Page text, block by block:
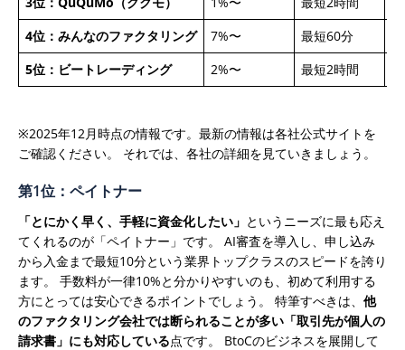
4位：みんなのファクタリング
7%〜 最短60分
5位：ビートレーディング
2%〜 最短2時間
※2025年12月時点の情報です。最新の情報は各社公式サイトを
ご確認ください。
それでは、各社の詳細を見ていきましょう。
第1位：ペイトナー
「とにかく早く、手軽に資金化したい」 というニーズに最も応え
てくれるのが「ペイトナー」です。
AI審査を導入し、申し込み
から入金まで最短10分という業界トップクラスのスピードを誇り
ます。 手数料が一律10%と分かりやすいのも、初めて利用する
方にとっては安心できるポイントでしょう。
特筆すべきは、 他
のファクタリング会社では断られることが多い「取引先が個人の
請求書」にも対応している点です。 BtoCのビジネスを展開して